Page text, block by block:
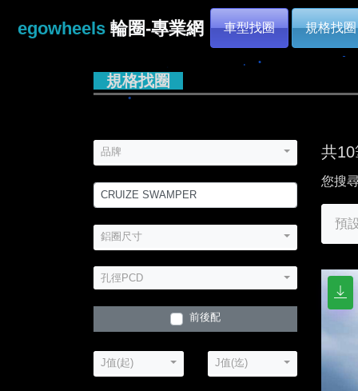
egowheels輪圈-專業網 車型找圈 規格找圈
規格找圈
品牌
鋁圈尺寸
孔徑PCD
前後配
J值(起) J值(迄)
共
您搜
預